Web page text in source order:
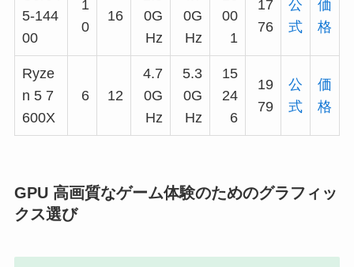
5-144
00
1
0
16
0G
Hz
0G
Hz
00
1
17
76
公
式
価
格
Ryze
n 5 7
600X
6 12
4.7
0G
Hz
5.3
0G
Hz
15
24
6
19
79
公
式
価
格
GPU 高画質なゲーム体験のためのグラフィッ
クス選び